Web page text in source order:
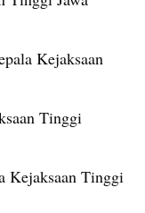
Kejaksaan
Tinggi
Kejaksaan Tinggi